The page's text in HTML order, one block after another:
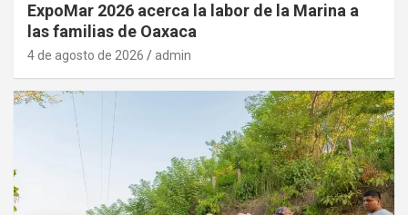
ExpoMar 2026 acerca la labor de la Marina a
las familias de Oaxaca
4 de agosto de 2026 admin